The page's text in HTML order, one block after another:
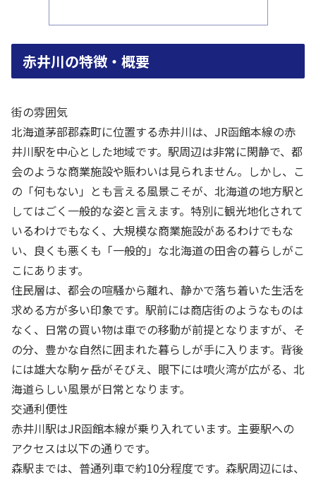
赤井川の特徴・概要
街の雰囲気
北海道茅部郡森町に位置する赤井川は、JR函館本線の赤
井川駅を中心とした地域です。駅周辺は非常に閑静で、都
会のような商業施設や賑わいは見られません。しかし、こ
の「何もない」とも言える風景こそが、北海道の地方駅と
してはごく一般的な姿と言えます。特別に観光地化されて
いるわけでもなく、大規模な商業施設があるわけでもな
い、良くも悪くも「一般的」な北海道の田舎の暮らしがこ
こにあります。
住民層は、都会の喧騒から離れ、静かで落ち着いた生活を
求める方が多い印象です。駅前には商店街のようなものは
なく、日常の買い物は車での移動が前提となりますが、そ
の分、豊かな自然に囲まれた暮らしが手に入ります。背後
には雄大な駒ヶ岳がそびえ、眼下には噴火湾が広がる、北
海道らしい風景が日常となります。
交通利便性
赤井川駅はJR函館本線が乗り入れています。主要駅への
アクセスは以下の通りです。
森駅までは、普通列車で約10分程度です。森駅周辺には、